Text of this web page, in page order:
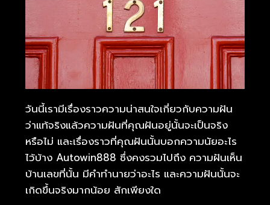
วันนี้เรามีเรื่องราวความน่าสนใจเกี่ยวกับความฝัน
ว่าแท้จริงแล้วความฝันที่คุณฝันอยู่นั้นจะเป็นจริง
หรือไม่ และเรื่องราวที่คุณฝันนั้นบอกความนัยอะไร
ไว้บ้าง Autowin888 ซึ่งคงรวมไปถึง ความฝันเห็น
บ้านเลขที่นั้น มีคำทำนายว่าอะไร และความฝันนั้นจะ
เกิดขึ้นจริงมากน้อย สักเพียงใด